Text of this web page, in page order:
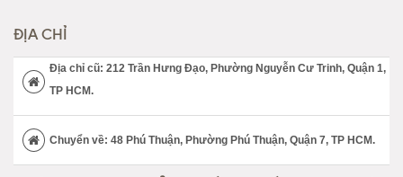
ĐỊA CHỈ
Địa chỉ cũ: 212 Trần Hưng Đạo, Phường Nguyễn Cư Trinh, Quận 1,
TP HCM.
Chuyển về: 48 Phú Thuận, Phường Phú Thuận, Quận 7, TP HCM.